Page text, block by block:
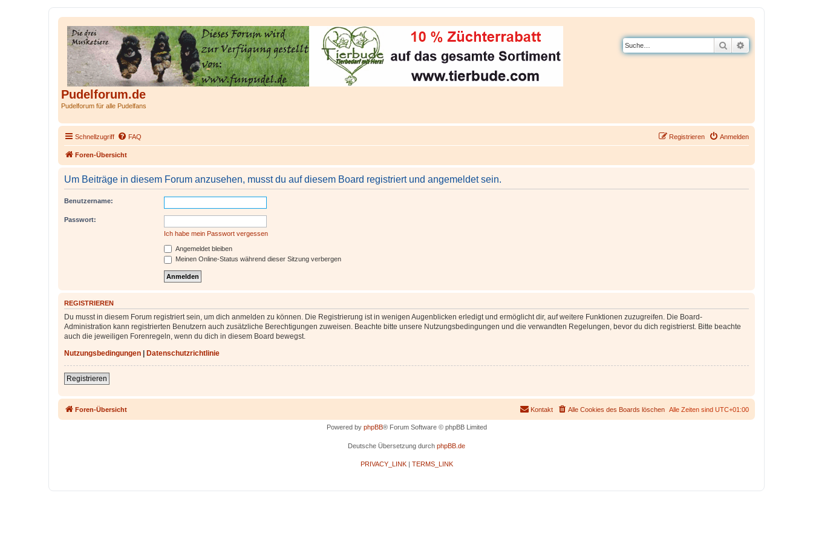
Pudelforum.de
Pudelforum für alle Pudelfans
Suche
Schnellzugriff FAQ Anmelden
Registrieren
Foren-Übersicht
Um Beiträge in diesem Forum anzusehen, musst du auf diesem Board registriert und angemeldet sein.
Benutzername:
Passwort:
Ich habe mein Passwort vergessen
Angemeldet bleiben
Meinen Online-Status während dieser Sitzung verbergen
REGISTRIEREN
Du musst in diesem Forum registriert sein, um dich anmelden zu können. Die Registrierung ist in wenigen Augenblicken erledigt und ermöglicht dir, auf weitere Funktionen zuzugreifen. Die Board-
Administration kann registrierten Benutzern auch zusätzliche Berechtigungen zuweisen. Beachte bitte unsere Nutzungsbedingungen und die verwandten Regelungen, bevor du dich registrierst. Bitte beachte
auch die jeweiligen Forenregeln, wenn du dich in diesem Board bewegst.
Nutzungsbedingungen
Datenschutzrichtlinie
Registrieren
Foren-Übersicht Alle Zeiten sind UTC+01:00
Alle Cookies des Boards löschen
Kontakt
Powered by phpBB® Forum Software © phpBB Limited
Deutsche Übersetzung durch phpBB.de
PRIVACY_LINK| TERMS_LINK